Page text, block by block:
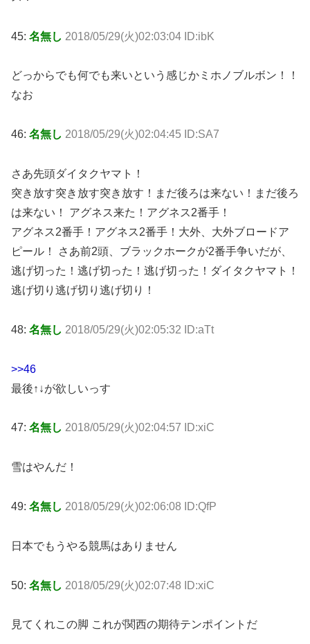
45: 名無し 2018/05/29(火)02:03:04 ID:ibK
どっからでも何でも来いという感じかミホノブルボン！！
なお
46: 名無し 2018/05/29(火)02:04:45 ID:SA7
さあ先頭ダイタクヤマト！
突き放す突き放す突き放す！まだ後ろは来ない！まだ後ろ
は来ない！ アグネス来た！アグネス2番手！
アグネス2番手！アグネス2番手！大外、大外ブロードア
ピール！ さあ前2頭、ブラックホークが2番手争いだが、
逃げ切った！逃げ切った！逃げ切った！ダイタクヤマト！
逃げ切り逃げ切り逃げ切り！
48: 名無し 2018/05/29(火)02:05:32 ID:aTt
>>46
最後↑↓が欲しいっす
47: 名無し 2018/05/29(火)02:04:57 ID:xiC
雪はやんだ！
49: 名無し 2018/05/29(火)02:06:08 ID:QfP
日本でもうやる競馬はありません
50: 名無し 2018/05/29(火)02:07:48 ID:xiC
見てくれこの脚 これが関西の期待テンポイントだ